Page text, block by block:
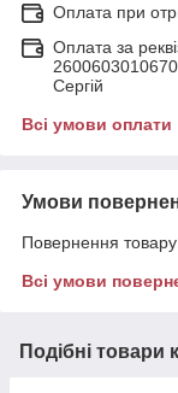
Оплата при
Оплата за
Сергій
Всі умови оплати
Умови
Повернення
Всі умови
Подібні товари